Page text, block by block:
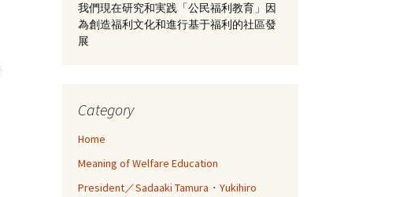
我們現在研究和実践「公民福利教育」因
為創造福利文化和進行基于福利的社區發
展
Category
Home
Meaning of Welfare Education
President／Sadaaki Tamura・Yukihiro